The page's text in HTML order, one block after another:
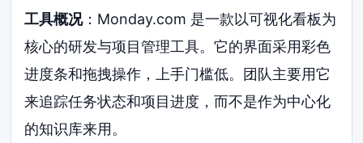
工具概况：Monday.com 是一款以可视化看板为
核心的研发与项目管理工具。它的界面采用彩色
进度条和拖拽操作，上手门槛低。团队主要用它
来追踪任务状态和项目进度，而不是作为中心化
的知识库来用。